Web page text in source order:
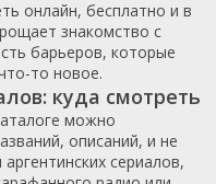
онлайн, бесплатно и в
знакомство с
барьеров, которые
то новое.
куда смотреть
можно
описаний, и не
сериалов,